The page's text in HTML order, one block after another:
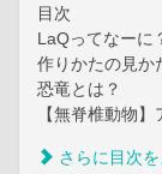
目次
LaQってなーに
作りかたの見か
恐竜とは？
【無脊椎動物
さらに目次